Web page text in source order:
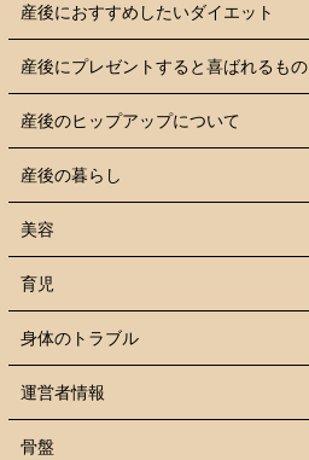
産後におすすめしたいダイエット
産後にプレゼントすると喜ばれるもの
産後のヒップアップについて
産後の暮らし
美容
育児
身体のトラブル
運営者情報
骨盤